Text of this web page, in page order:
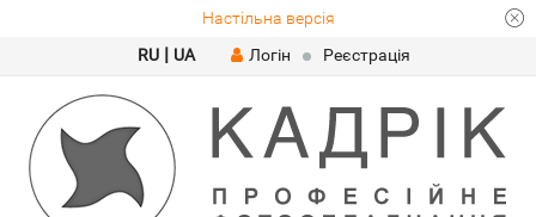
Настільна версія
RU | UA Логін Реєстрація